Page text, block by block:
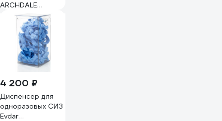
ARCHDALE
NitriMAX
нитриловые,
неопудренные,
голубые, 3г,
Китай(z), размер
M, 100 шт. B151M
4 200 ₽
Диспенсер для
одноразовых СИЗ
Evdar